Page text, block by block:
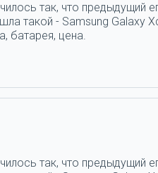
так, что предыдущий
такой - Samsung Galaxy
батарея, цена.
так, что предыдущий